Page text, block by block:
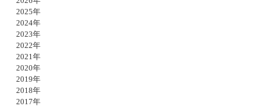
2025年
2024年
2023年
2022年
2021年
2020年
2019年
2018年
2017年